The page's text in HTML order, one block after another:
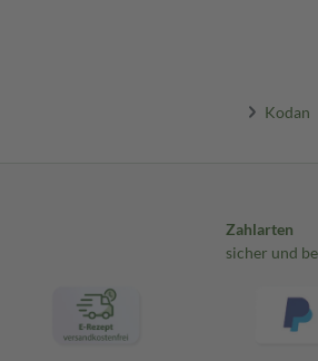
Kodan
Zahlarten
sicher und